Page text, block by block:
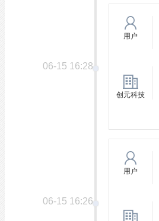
06-15 16:28
用户
创元科技
06-15 16:26
用户